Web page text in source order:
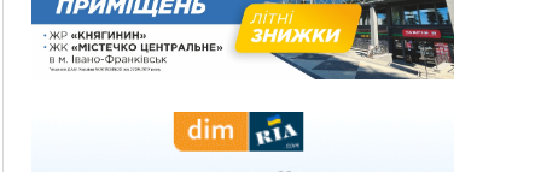
10:45
У Франківську, Коломиї, Долині та Яремче 6
серпня зафіксували рекордну спеку
10:02
Змушував надсилати інтимні фото: на
розбещенні малолітньої
АМКУ розпочав справу проти Гвіздецької
селищної ради через різні ставки земельного